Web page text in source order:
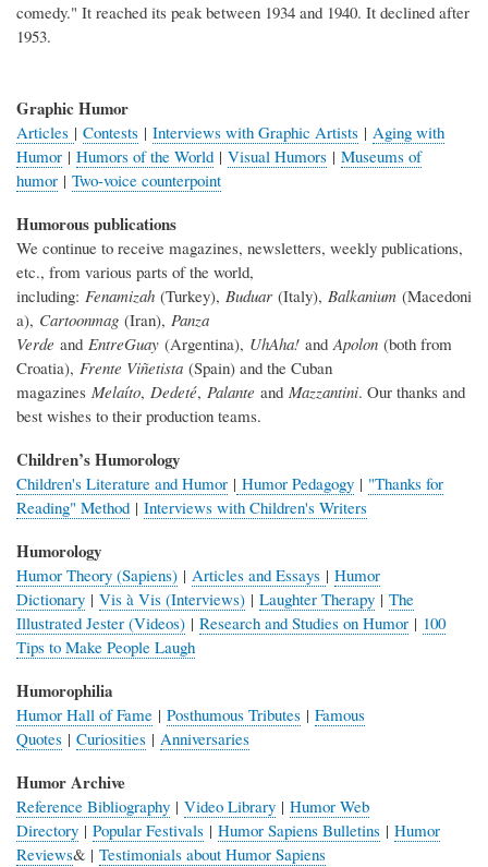
comedy." It reached its peak between 1934 and 1940. It declined after
1953.
Graphic Humor
Articles | Contests | Interviews with Graphic Artists | Aging with
Humor | Humors of the World| Visual Humors | Museums of
humor | Two-voice counterpoint
Humorous publications
We continue to receive magazines, newsletters, weekly publications,
etc., from various parts of the world,
including: Fenamizah (Turkey), Buduar (Italy), Balkanium (Macedoni
a), Cartoonmag (Iran), Panza
Verde and EntreGuay (Argentina), UhAha! andApolon (both from
Croatia), Frente Viñetista (Spain) and the Cuban
magazines Melaíto, Dedeté, Palante and Mazzantini. Our thanks and
best wishes to their production teams.
Children’s Humorology
Children's Literature and Humor | Humor Pedagogy | "Thanks for
Reading" Method| Interviews with Children's Writers
Humorology
Humor Theory (Sapiens) | Articles and Essays | Humor
Dictionary | Vis à Vis (Interviews) | Laughter Therapy | The
Illustrated Jester (Videos) | Research and Studies on Humor | 100
Tips to Make People Laugh
Humorophilia
Humor Hall of Fame | Posthumous Tributes | Famous
Quotes | Curiosities | Anniversaries
Humor Archive
Reference Bibliography | Video Library | Humor Web
Directory | Popular Festivals | Humor Sapiens Bulletins | Humor
Reviews& | Testimonials about Humor Sapiens